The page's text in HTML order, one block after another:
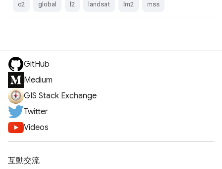
c2 global l2 landsat lm2 mss
GitHub
Medium
GIS Stack Exchange
Twitter
Videos
互動交流